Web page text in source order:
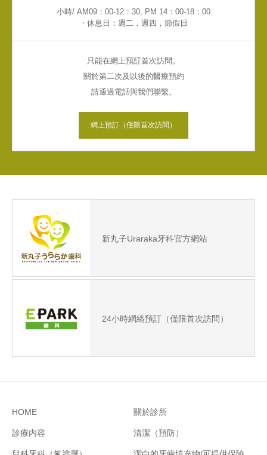
小時/ AM09：00-12：30, PM 14：00-18：00
・休息日：週二，週四，節假日
只能在網上預訂首次訪問。
關於第二次及以後的醫療預約
請通過電話與我們聯繫。
網上預訂（僅限首次訪問）
新丸子Uraraka牙科官方網站
24小時網絡預訂（僅限首次訪問）
HOME 關於診所
診療内容 清潔（預防）